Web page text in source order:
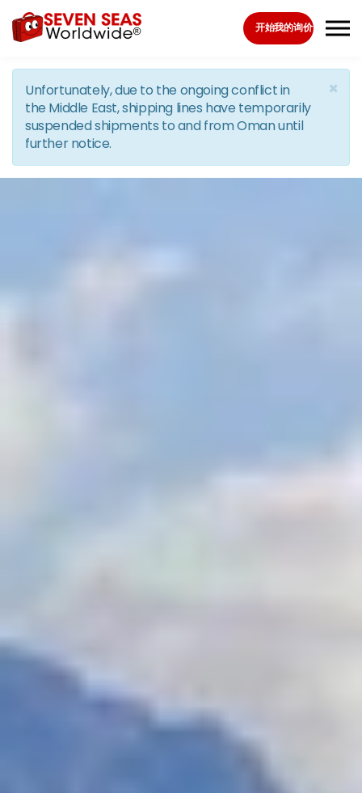
Skip to the content
开始我的询价
×
Unfortunately, due to the ongoing conflict in
the Middle East, shipping lines have temporarily
suspended shipments to and from Oman until
further notice.